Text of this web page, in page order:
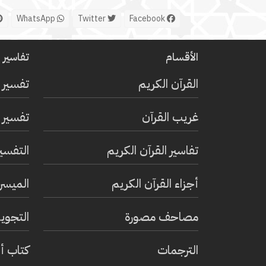
Facebook
Twitter
الأقسام
القرآن الكريم
غريب القرآن
تفاسير القرآن الكريم
أجزاء القرآن الكريم
مصاحف مصورة
الترجمات
تفسير
كتاب